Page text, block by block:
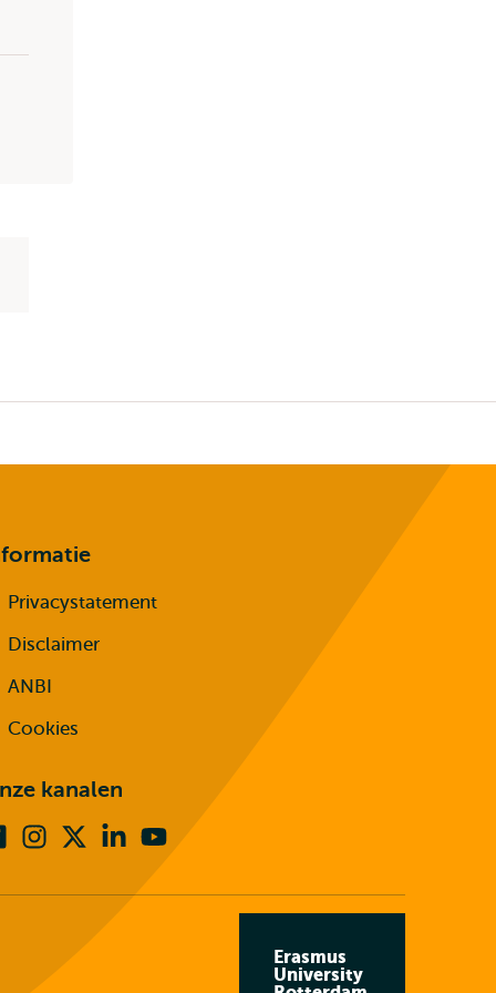
Privacystatement
Disclaimer
ANBI
Cookies
kanalen
FacebookInstagram
(voorheen
twitter)
LinkedinYoutube
Erasmus
University